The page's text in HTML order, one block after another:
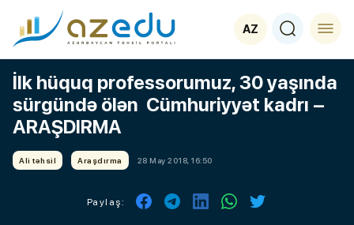
AZ
İlk hüquq professorumuz, 30 yaşında
sürgündə ölən Cümhuriyyət kadrı –
ARAŞDIRMA
Ali təhsil Araşdırma 28 May 2018, 16:50
Paylaş: